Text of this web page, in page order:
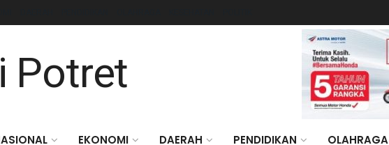
EKONOMI DAERAH PENDIDIKAN OLAHRAGA